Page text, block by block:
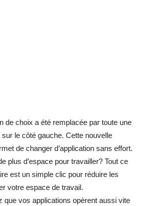
de choix a été remplacée par toute une
le côté gauche. Cette nouvelle
de changer d’application sans effort.
plus d’espace pour travailler? Tout ce
est un simple clic pour réduire les
votre espace de travail.
que vos applications opèrent aussi vite